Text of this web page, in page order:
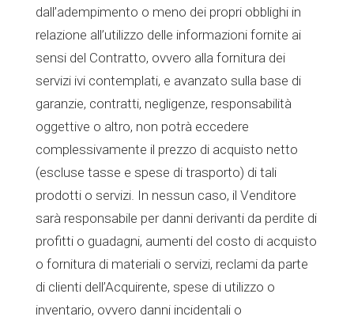
dall’adempimento o meno dei propri obblighi in
relazione all’utilizzo delle informazioni fornite ai
sensi del Contratto, ovvero alla fornitura dei
servizi ivi contemplati, e avanzato sulla base di
garanzie, contratti, negligenze, responsabilità
oggettive o altro, non potrà eccedere
complessivamente il prezzo di acquisto netto
(escluse tasse e spese di trasporto) di tali
prodotti o servizi. In nessun caso, il Venditore
sarà responsabile per danni derivanti da perdite di
profitti o guadagni, aumenti del costo di acquisto
o fornitura di materiali o servizi, reclami da parte
di clienti dell’Acquirente, spese di utilizzo o
inventario, ovvero danni incidentali o